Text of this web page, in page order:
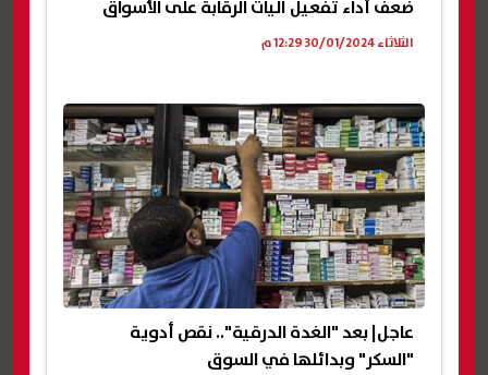
ضعف أداء تفعيل آليات الرقابة على الأسواق
الثلاثاء 30/01/2024 12:29 م
عاجل| بعد "الغدة الدرقية".. نقص أدوية
"السكر" وبدائلها في السوق